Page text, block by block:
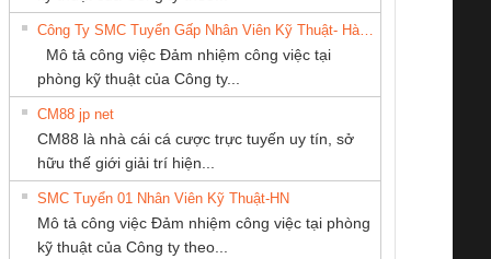
– PSR-
SCP-
FSP/2X1/1X2
sát chuỗi
tấm pin
16I+
(2502520000)
TRANSCLINIC 16I+
1K5 L (2433950000)
TRANSCLINIC 16I+
(2008130000)
điện TRANSCLINIC
BKE 1K5.4
(7791400879)2. Giá
Nẹp nhôm chống
trơn Đà Nẵng
TIẾN HƯNG
DỊCH VỤ XNK
PHƯƠNG NAM
CÔNG TY CP TỰ
ĐỘNG TIẾN
HƯNG
Thương Mại SX
Ba Miền
TM-DV DAI DONG
Mô tả công việc Đảm nhiệm công việc tại
phòng kỹ thuật của Công ty...
CM88 jp net
CM88 là nhà cái cá cược trực tuyến uy tín, sở
hữu thế giới giải trí hiện...
SMC Tuyển 01 Nhân Viên Kỹ Thuật-HN
Mô tả công việc Đảm nhiệm công việc tại phòng
kỹ thuật của Công ty theo...